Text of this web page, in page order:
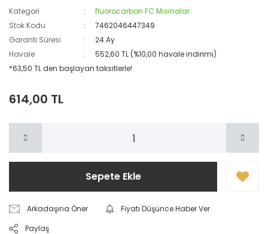
Kategori
fluorocarbon FC Misinalar
Stok Kodu
7462046447349
Garanti Süresi
24 Ay
Havale
552,60 TL (%10,00 havale indirimi)
*63,50 TL den başlayan taksitlerle!
614,00 TL
Sepete Ekle
Arkadaşına Öner
Fiyatı Düşünce Haber Ver
Paylaş